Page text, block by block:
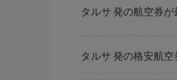
タルサ 発の航空券
だけではなく、往路および復路
を探すことでより格安な運賃の
タルサ 発の格安航